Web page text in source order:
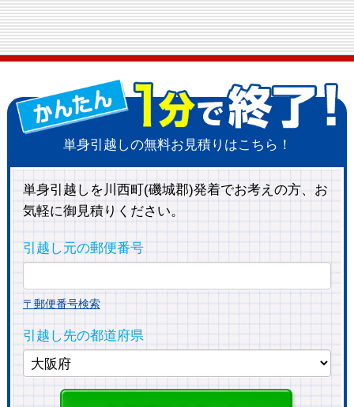
単身引越しの無料お見積りはこちら！
単身引越しを川西町(磯城郡)発着でお考えの方、お
気軽に御見積りください。
引越し元の郵便番号
〒郵便番号検索
引越し先の都道府県